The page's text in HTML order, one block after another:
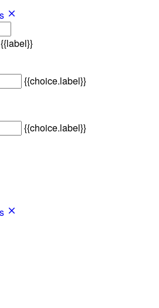
{{label}}
{{choice.label}}
{{choice.label}}